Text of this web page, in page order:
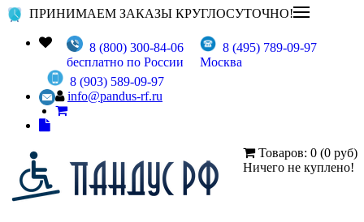
ПРИНИМАЕМ ЗАКАЗЫ КРУГЛОСУТОЧНО!
8 (800) 300-84-06
бесплатно по России
8 (495) 789-09-97
Москва
8 (903) 589-09-97
info@pandus-rf.ru
Товаров: 0 (0 руб)
Ничего не куплено!